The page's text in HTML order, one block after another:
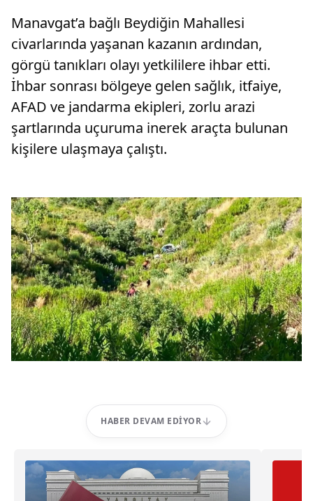
Manavgat’a bağlı Beydiğin Mahallesi
civarlarında yaşanan kazanın ardından,
görgü tanıkları olayı yetkililere ihbar etti.
İhbar sonrası bölgeye gelen sağlık, itfaiye,
AFAD ve jandarma ekipleri, zorlu arazi
şartlarında uçuruma inerek araçta bulunan
kişilere ulaşmaya çalıştı.
HABER DEVAM EDIYOR